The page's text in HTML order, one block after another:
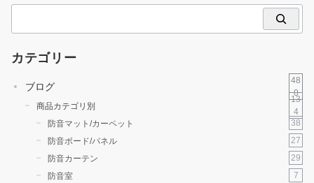
カテゴリー
ブログ
48
0
商品カテゴリ別
13
4
防音マット/カーペット
38
防音ボード/パネル
27
防音カーテン
29
防音室
7